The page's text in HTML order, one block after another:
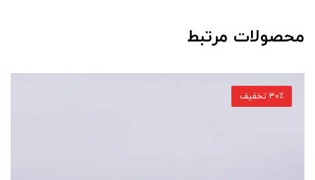
محصولات مرتبط
30٪ تخفیف